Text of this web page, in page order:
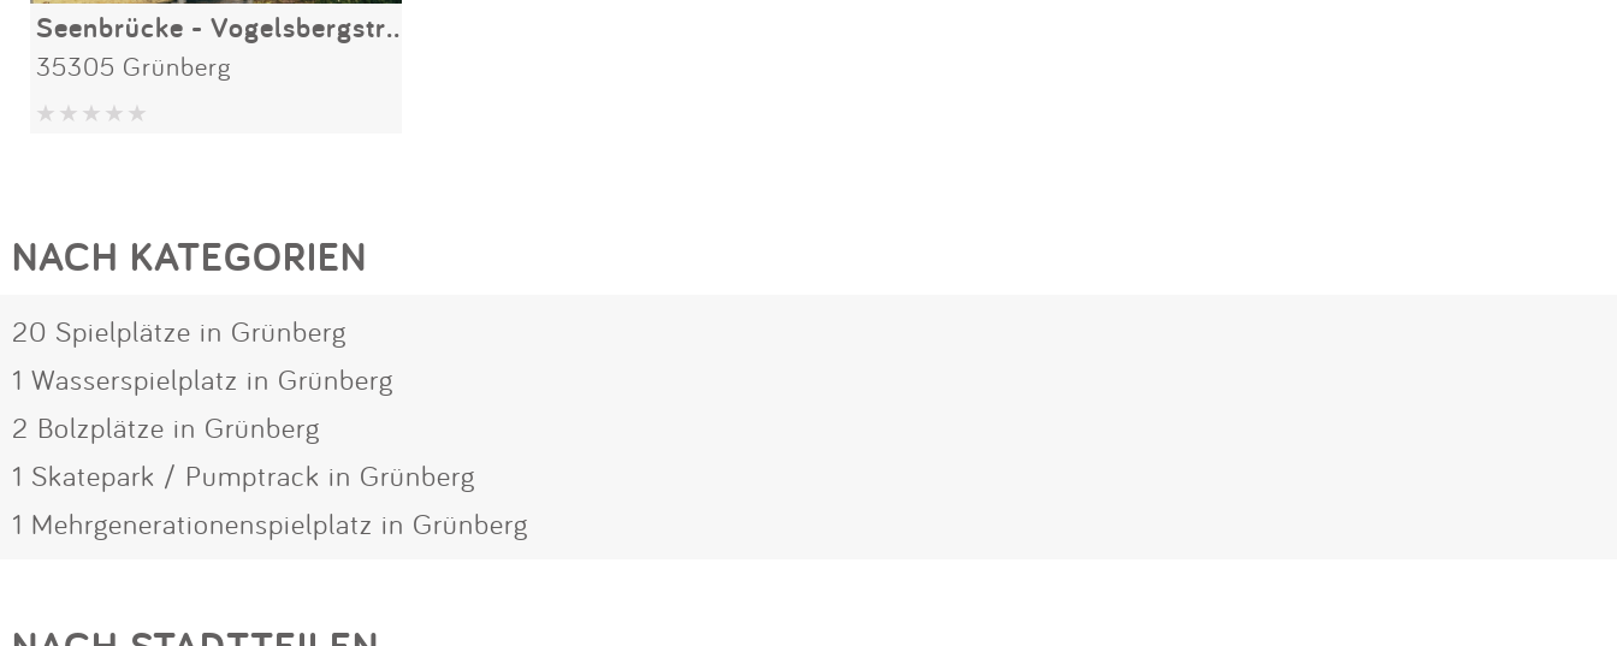
Seenbrücke - Vogelsbergstraße
35305 Grünberg
NACH KATEGORIEN
20 Spielplätze in Grünberg
1 Wasserspielplatz in Grünberg
2 Bolzplätze in Grünberg
1 Skatepark / Pumptrack in Grünberg
1 Mehrgenerationenspielplatz in Grünberg